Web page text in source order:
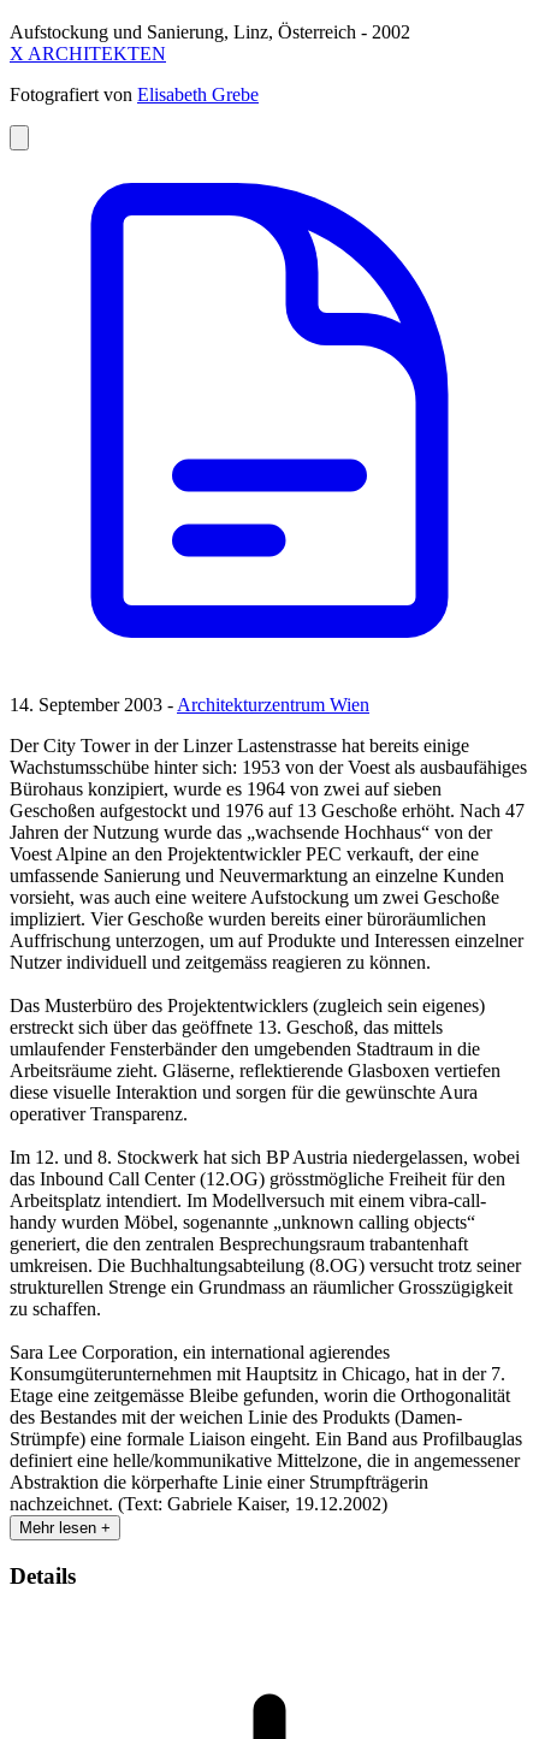
Aufstockung und Sanierung, Linz, Österreich - 2002
X ARCHITEKTEN
Fotografiert von Elisabeth Grebe
14. September 2003 -Architekturzentrum Wien
Der City Tower in der Linzer Lastenstrasse hat bereits einige
Wachstumsschübe hinter sich: 1953 von der Voest als ausbaufähiges
Bürohaus konzipiert, wurde es 1964 von zwei auf sieben
Geschoßen aufgestockt und 1976 auf 13 Geschoße erhöht. Nach 47
Jahren der Nutzung wurde das „wachsende Hochhaus“ von der
Voest Alpine an den Projektentwickler PEC verkauft, der eine
umfassende Sanierung und Neuvermarktung an einzelne Kunden
vorsieht, was auch eine weitere Aufstockung um zwei Geschoße
impliziert. Vier Geschoße wurden bereits einer büroräumlichen
Auffrischung unterzogen, um auf Produkte und Interessen einzelner
Nutzer individuell und zeitgemäss reagieren zu können.
Das Musterbüro des Projektentwicklers (zugleich sein eigenes)
erstreckt sich über das geöffnete 13. Geschoß, das mittels
umlaufender Fensterbänder den umgebenden Stadtraum in die
Arbeitsräume zieht. Gläserne, reflektierende Glasboxen vertiefen
diese visuelle Interaktion und sorgen für die gewünschte Aura
operativer Transparenz.
Im 12. und 8. Stockwerk hat sich BP Austria niedergelassen, wobei
das Inbound Call Center (12.OG) grösstmögliche Freiheit für den
Arbeitsplatz intendiert. Im Modellversuch mit einem vibra-call-
handy wurden Möbel, sogenannte „unknown calling objects“
generiert, die den zentralen Besprechungsraum trabantenhaft
umkreisen. Die Buchhaltungsabteilung (8.OG) versucht trotz seiner
strukturellen Strenge ein Grundmass an räumlicher Grosszügigkeit
zu schaffen.
Sara Lee Corporation, ein international agierendes
Konsumgüterunternehmen mit Hauptsitz in Chicago, hat in der 7.
Etage eine zeitgemässe Bleibe gefunden, worin die Orthogonalität
des Bestandes mit der weichen Linie des Produkts (Damen-
Strümpfe) eine formale Liaison eingeht. Ein Band aus Profilbauglas
definiert eine helle/kommunikative Mittelzone, die in angemessener
Abstraktion die körperhafte Linie einer Strumpfträgerin
nachzeichnet. (Text: Gabriele Kaiser, 19.12.2002)
Mehr lesen +
Details